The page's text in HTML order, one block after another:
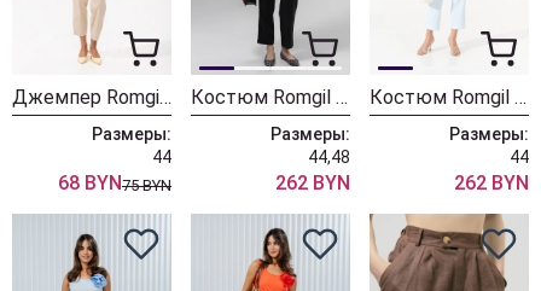
Джемпер Romgil РП0124-ХЛ4 кораллово-красный
Размеры:
44
68 BYN75 BYN
Костюм Romgil РТ0145-ЛВ4 черный
Размеры:
44,48
262 BYN
Костюм Romgil РТ0145-ЛВ4 нежный голубой
Размеры:
44
262 BYN